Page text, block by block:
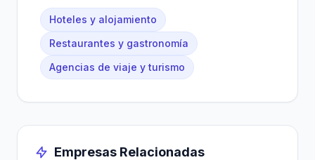
Hoteles y alojamiento
Restaurantes y gastronomía
Agencias de viaje y turismo
Empresas Relacionadas